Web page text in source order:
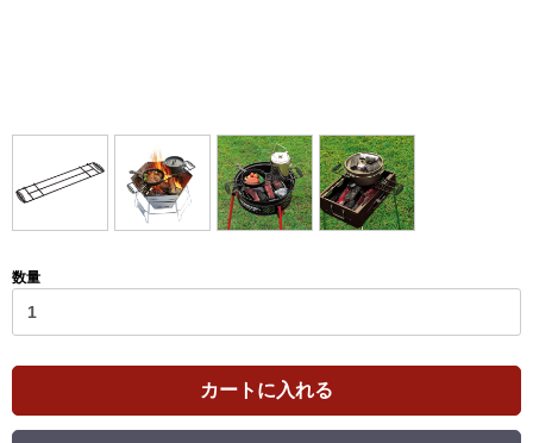
数量
カートに入れる